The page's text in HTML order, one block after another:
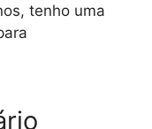
tenho uma